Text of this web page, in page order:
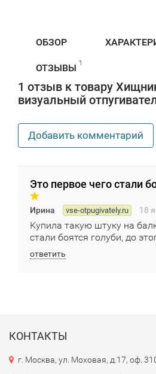
ОБЗОР
ОТЗЫВЫ 1
1 отзыв к товару
визуальный
Добавить комментарий
Это первое чего стали
Ирина vse-otpugivately.ru 18
Купила такую штуку на
стали боятся голуби, до
ответить
КОНТАКТЫ
г. Москва, ул. Моховая, д.17, оф.